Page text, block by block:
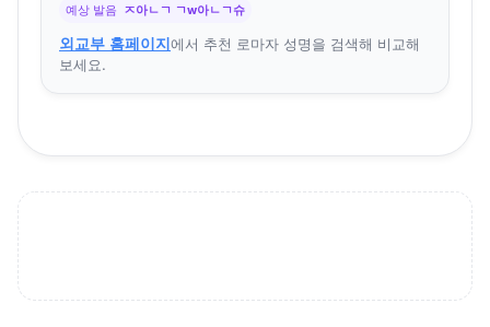
예상 발음 ㅈ아ㄴㄱ ㄱw아ㄴㄱ슈
외교부 홈페이지에서 추천 로마자 성명을 검색해 비교해
보세요.